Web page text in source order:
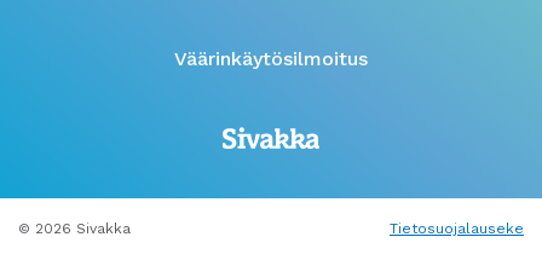
Väärinkäytösilmoitus
© 2026 Sivakka Tietosuojalauseke